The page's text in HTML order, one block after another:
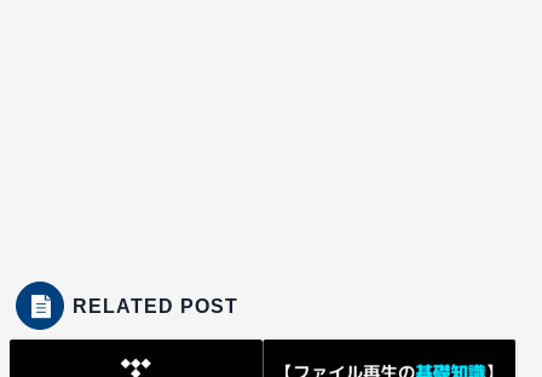
RELATED POST